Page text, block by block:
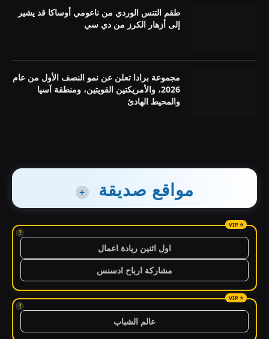
طقم التنس الوردي من ناعومي أوساكا قد يشير
إلى أزهار الكرز من دي سي
مجموعة برادا تعلن عن نمو النصف الأول من عام
2026، والأمريكتين القويتين، ومنطقة آسيا
والمحيط الهادئ
مواقع صديقة +
!
اول اثنين ريادة اعمال
مشاركة ارباح ادسنس
!
عالم الشباب